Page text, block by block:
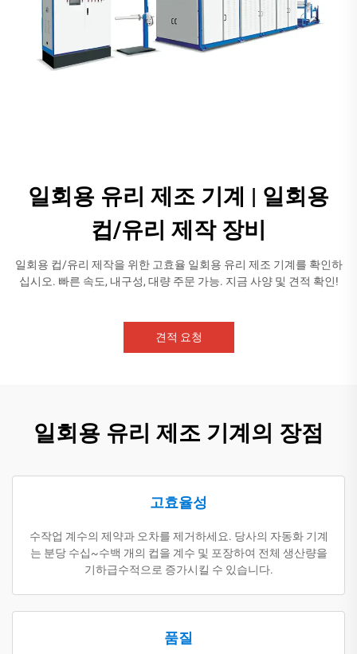
일회용 유리 제조 기계 | 일회용
컵/유리 제작 장비
일회용 컵/유리 제작을 위한 고효율 일회용 유리 제조 기계를 확인하
십시오. 빠른 속도, 내구성, 대량 주문 가능. 지금 사양 및 견적 확인!
견적 요청
일회용 유리 제조 기계의 장점
고효율성
수작업 계수의 제약과 오차를 제거하세요. 당사의 자동화 기계
는 분당 수십~수백 개의 컵을 계수 및 포장하여 전체 생산량을
기하급수적으로 증가시킬 수 있습니다.
품질